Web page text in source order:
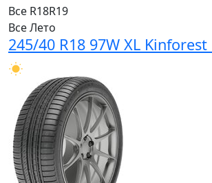
Все R18R19
ВсеЛето
245/40 R18 97W XL Kinforest